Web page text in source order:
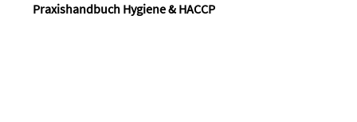
Praxishandbuch Hygiene & HACCP